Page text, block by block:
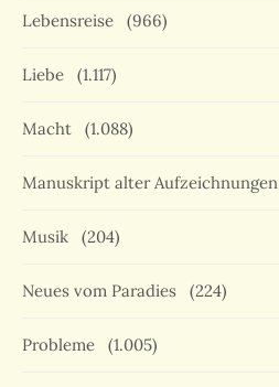
Lebensreise (966)
Liebe (1.117)
Macht (1.088)
Manuskript alter Aufzeichnungen
Musik (204)
Neues vom Paradies (224)
Probleme (1.005)